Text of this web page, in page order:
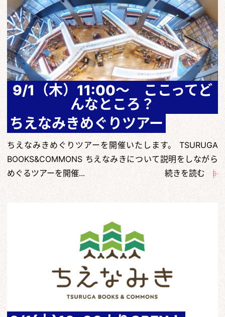
9/1（木）11:00～ ここってど
んなところ？
ちえなみきめぐりツアー
ちえなみきめぐりツアーを開催いたします。 TSURUGA
BOOKS&COMMONS ちえなみきについて説明をしながら
めぐるツアーを開催...
続きを読む